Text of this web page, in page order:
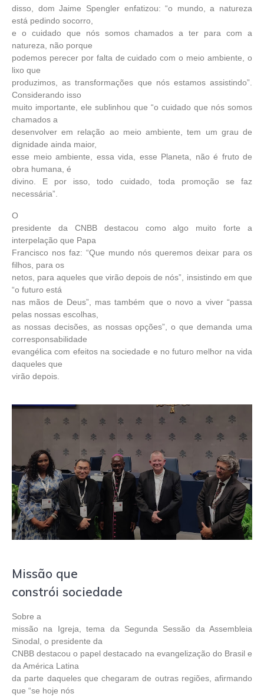
disso, dom Jaime Spengler enfatizou: “o mundo, a natureza
está pedindo socorro,
e o cuidado que nós somos chamados a ter para com a
natureza, não porque
podemos perecer por falta de cuidado com o meio ambiente, o
lixo que
produzimos, as transformações que nós estamos assistindo”.
Considerando isso
muito importante, ele sublinhou que “o cuidado que nós somos
chamados a
desenvolver em relação ao meio ambiente, tem um grau de
dignidade ainda maior,
esse meio ambiente, essa vida, esse Planeta, não é fruto de
obra humana, é
divino. E por isso, todo cuidado, toda promoção se faz
necessária”.
O
presidente da CNBB destacou como algo muito forte a
interpelação que Papa
Francisco nos faz: “Que mundo nós queremos deixar para os
filhos, para os
netos, para aqueles que virão depois de nós”, insistindo em que
“o futuro está
nas mãos de Deus”, mas também que o novo a viver “passa
pelas nossas escolhas,
as nossas decisões, as nossas opções”, o que demanda uma
corresponsabilidade
evangélica com efeitos na sociedade e no futuro melhor na vida
daqueles que
virão depois.
Missão que
constrói sociedade
Sobre a
missão na Igreja, tema da Segunda Sessão da Assembleia
Sinodal, o presidente da
CNBB destacou o papel destacado na evangelização do Brasil e
da América Latina
da parte daqueles que chegaram de outras regiões, afirmando
que “se hoje nós